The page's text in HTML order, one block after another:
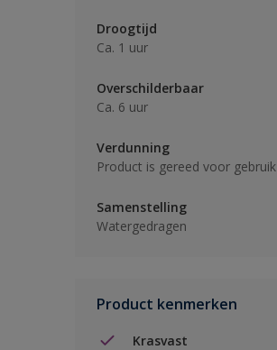
Droogtijd
Ca. 1 uur
Overschilderbaar
Ca. 6 uur
Verdunning
Product is gereed voor gebruik
Samenstelling
Watergedragen
Product kenmerken
Krasvast